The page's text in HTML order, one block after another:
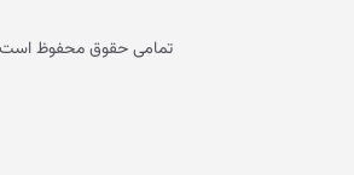
تمامی حقوق محفوظ